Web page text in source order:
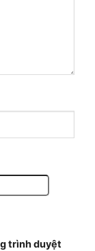
trình duyệt